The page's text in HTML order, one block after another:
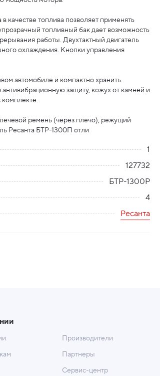
качестве топлива позволяет применять
топливный бак дает возможность
работы. Двухтактный двигатель
охлаждения. Кнопки управления
автомобиле и компактно хранить.
защиту, кожух от камней и
комплекте.
ремень (через плечо), режущий
Ресанта БТР-1300П отли
1
127732
БТР-1300Р
4
Ресанта
Производители
Партнеры
Сервис-центр